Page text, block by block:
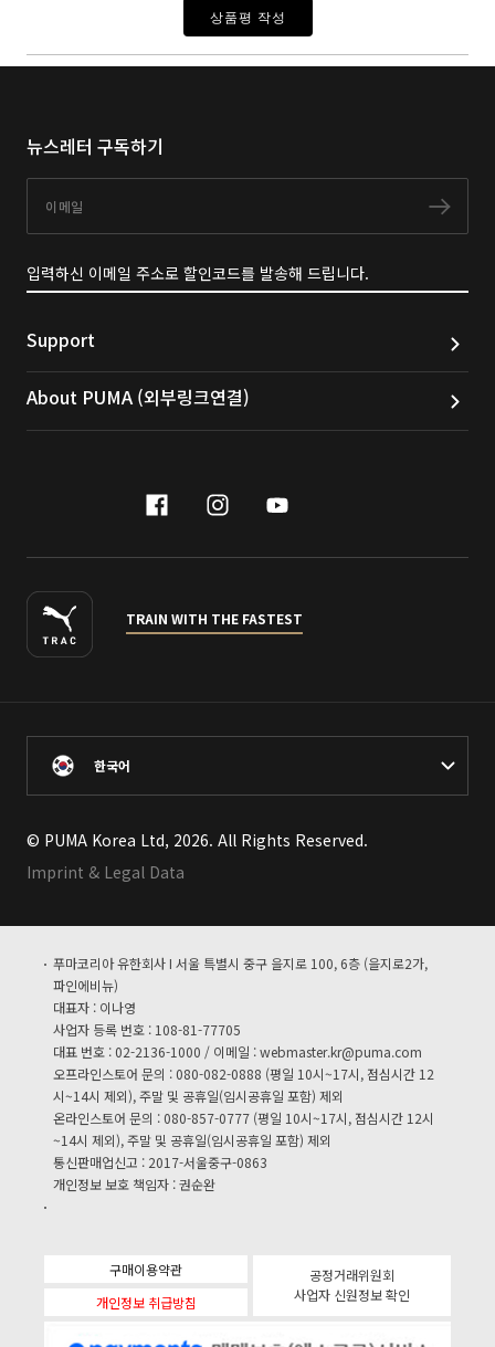
상품평 작성
뉴스레터 구독하기
구독
입력하신 이메일 주소로 할인코드를 발송해 드립니다.
Support
About PUMA (외부링크연결)
facebook
instagram
youtube
TRAIN WITH THE FASTEST
한국어
© PUMA Korea Ltd, 2026. All Rights Reserved.
Imprint & Legal Data
푸마코리아 유한회사 I 서울 특별시 중구 을지로 100, 6층 (을지로2가,
파인에비뉴)
대표자 : 이나영
사업자 등록 번호 : 108-81-77705
대표 번호 : 02-2136-1000 / 이메일 :webmaster.kr@puma.com
오프라인스토어 문의 : 080-082-0888 (평일 10시~17시, 점심시간 12
시~14시 제외), 주말 및 공휴일(임시공휴일 포함) 제외
온라인스토어 문의 : 080-857-0777 (평일 10시~17시, 점심시간 12시
~14시 제외), 주말 및 공휴일(임시공휴일 포함) 제외
통신판매업신고 : 2017-서울중구-0863
개인정보 보호 책임자 : 권순완
구매이용약관
개인정보 취급방침
공정거래위원회
사업자 신원정보 확인